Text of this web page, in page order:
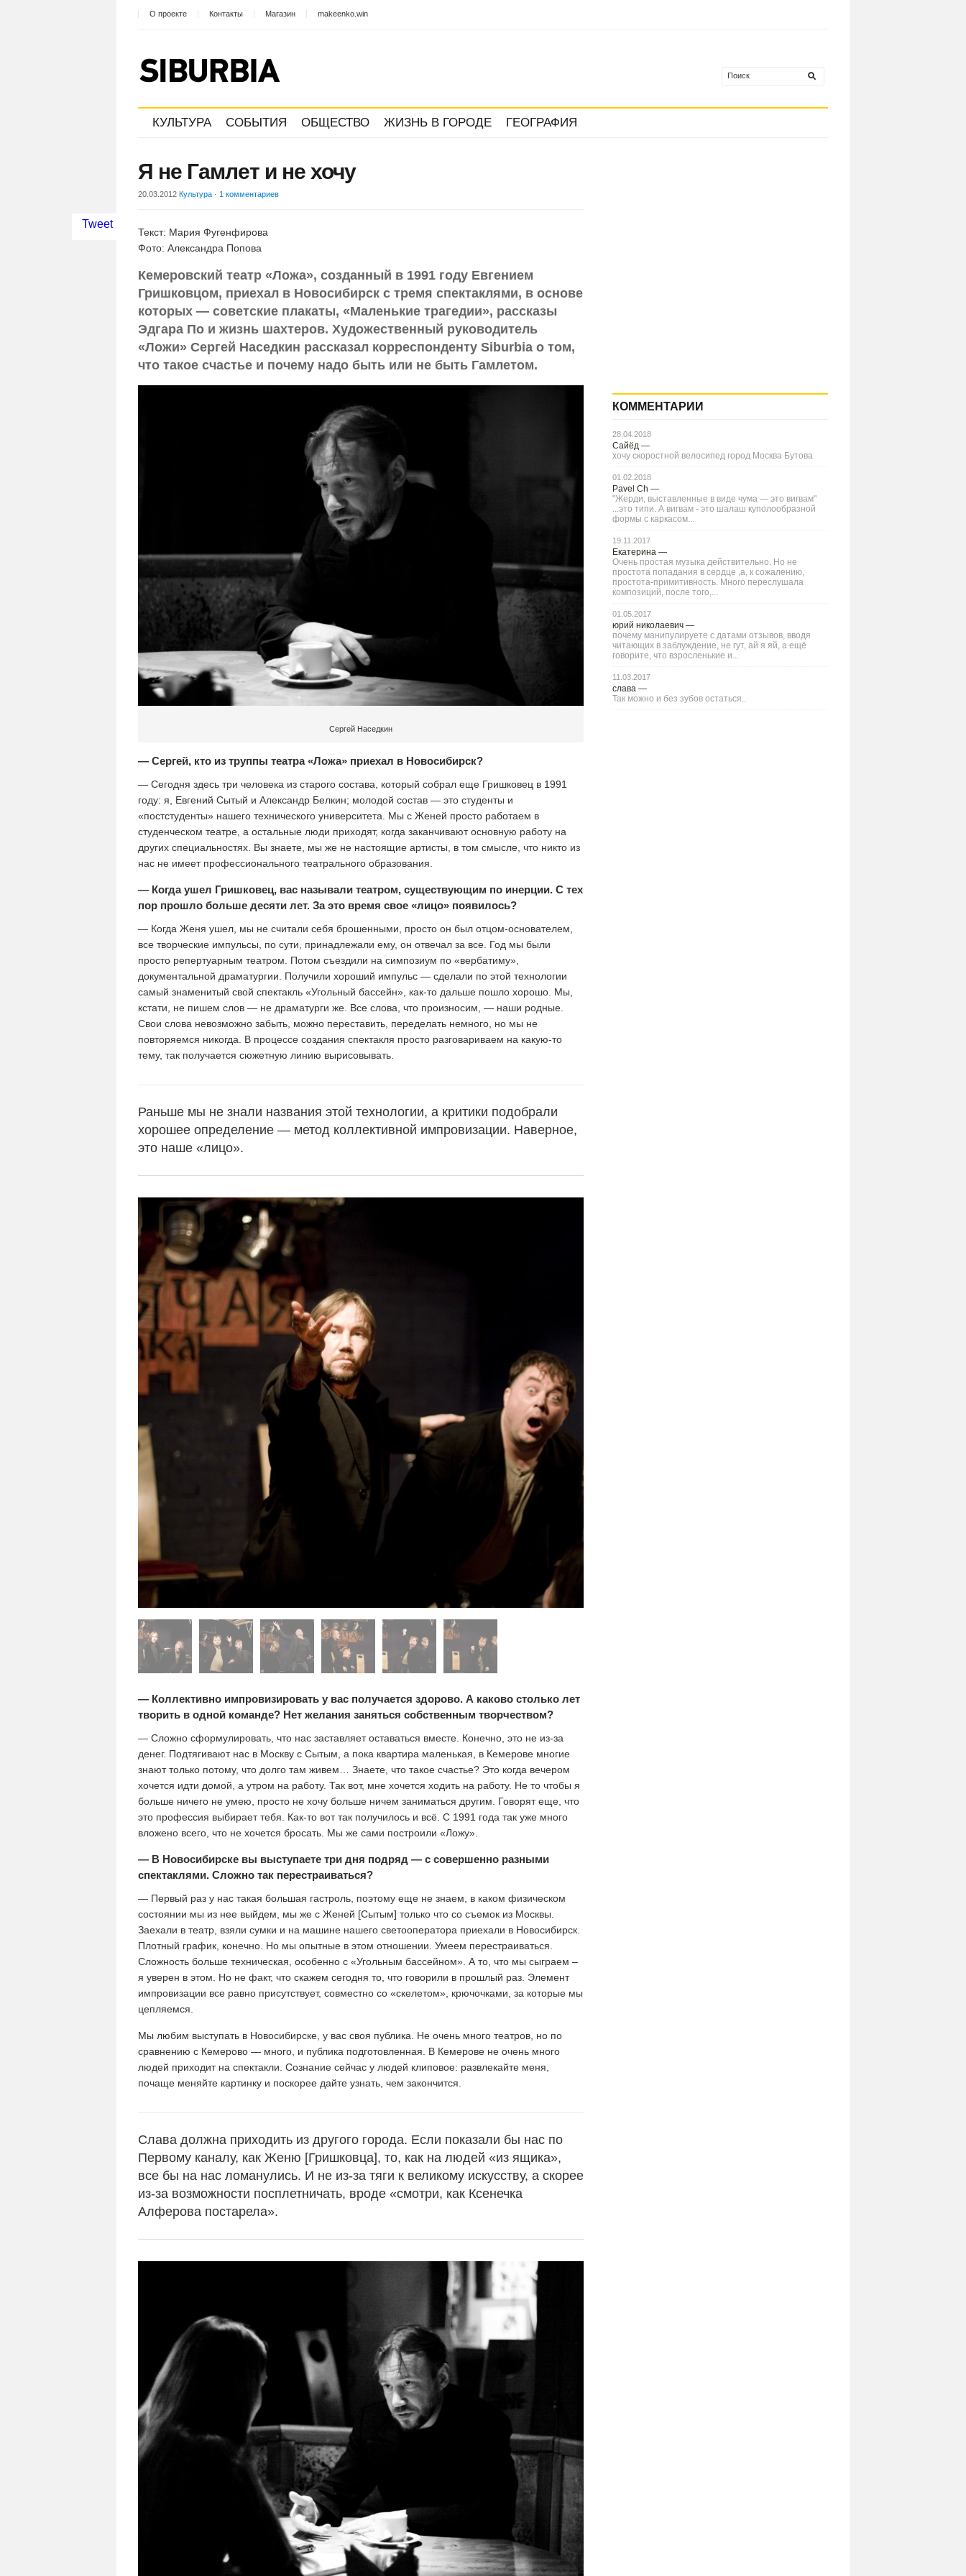
О проекте Контакты Магазин makeenko.win
КУЛЬТУРА СОБЫТИЯ ОБЩЕСТВО ЖИЗНЬ В ГОРОДЕ ГЕОГРАФИЯ
Я не Гамлет и не хочу
20.03.2012 Культура · 1 комментариев
Текст: Мария Фугенфирова
Фото: Александра Попова
Кемеровский театр «Ложа», созданный в 1991 году Евгением
Гришковцом, приехал в Новосибирск с тремя спектаклями, в основе
которых — советские плакаты, «Маленькие трагедии», рассказы
Эдгара По и жизнь шахтеров. Художественный руководитель
«Ложи» Сергей Наседкин рассказал корреспонденту Siburbia о том,
что такое счастье и почему надо быть или не быть Гамлетом.
Сергей Наседкин
— Сергей, кто из труппы театра «Ложа» приехал в Новосибирск?
— Сегодня здесь три человека из старого состава, который собрал еще Гришковец в 1991
году: я, Евгений Сытый и Александр Белкин; молодой состав — это студенты и
«постстуденты» нашего технического университета. Мы с Женей просто работаем в
студенческом театре, а остальные люди приходят, когда заканчивают основную работу на
других специальностях. Вы знаете, мы же не настоящие артисты, в том смысле, что никто из
нас не имеет профессионального театрального образования.
— Когда ушел Гришковец, вас называли театром, существующим по инерции. С тех
пор прошло больше десяти лет. За это время свое «лицо» появилось?
— Когда Женя ушел, мы не считали себя брошенными, просто он был отцом-основателем,
все творческие импульсы, по сути, принадлежали ему, он отвечал за все. Год мы были
просто репертуарным театром. Потом съездили на симпозиум по «вербатиму»,
документальной драматургии. Получили хороший импульс — сделали по этой технологии
самый знаменитый свой спектакль «Угольный бассейн», как-то дальше пошло хорошо. Мы,
кстати, не пишем слов — не драматурги же. Все слова, что произносим, — наши родные.
Свои слова невозможно забыть, можно переставить, переделать немного, но мы не
повторяемся никогда. В процессе создания спектакля просто разговариваем на какую-то
тему, так получается сюжетную линию вырисовывать.
Раньше мы не знали названия этой технологии, а критики подобрали
хорошее определение — метод коллективной импровизации. Наверное,
это наше «лицо».
— Коллективно импровизировать у вас получается здорово. А каково столько лет
творить в одной команде? Нет желания заняться собственным творчеством?
— Сложно сформулировать, что нас заставляет оставаться вместе. Конечно, это не из-за
денег. Подтягивают нас в Москву с Сытым, а пока квартира маленькая, в Кемерове многие
знают только потому, что долго там живем… Знаете, что такое счастье? Это когда вечером
хочется идти домой, а утром на работу. Так вот, мне хочется ходить на работу. Не то чтобы я
больше ничего не умею, просто не хочу больше ничем заниматься другим. Говорят еще, что
это профессия выбирает тебя. Как-то вот так получилось и всё. С 1991 года так уже много
вложено всего, что не хочется бросать. Мы же сами построили «Ложу».
— В Новосибирске вы выступаете три дня подряд — с совершенно разными
спектаклями. Сложно так перестраиваться?
— Первый раз у нас такая большая гастроль, поэтому еще не знаем, в каком физическом
состоянии мы из нее выйдем, мы же с Женей [Сытым] только что со съемок из Москвы.
Заехали в театр, взяли сумки и на машине нашего светооператора приехали в Новосибирск.
Плотный график, конечно. Но мы опытные в этом отношении. Умеем перестраиваться.
Сложность больше техническая, особенно с «Угольным бассейном». А то, что мы сыграем –
я уверен в этом. Но не факт, что скажем сегодня то, что говорили в прошлый раз. Элемент
импровизации все равно присутствует, совместно со «скелетом», крючочками, за которые мы
цепляемся.
Мы любим выступать в Новосибирске, у вас своя публика. Не очень много театров, но по
сравнению с Кемерово — много, и публика подготовленная. В Кемерове не очень много
людей приходит на спектакли. Сознание сейчас у людей клиповое: развлекайте меня,
почаще меняйте картинку и поскорее дайте узнать, чем закончится.
Слава должна приходить из другого города. Если показали бы нас по
Первому каналу, как Женю [Гришковца], то, как на людей «из ящика»,
все бы на нас ломанулись. И не из-за тяги к великому искусству, а скорее
из-за возможности посплетничать, вроде «смотри, как Ксенечка
Алферова постарела».
Tweet
КОММЕНТАРИИ
28.04.2018
Сайёд —
хочу скоростной велосипед город Москва Бутова
01.02.2018
Pavel Ch —
"Жерди, выставленные в виде чума — это вигвам"
...это типи. А вигвам - это шалаш куполообразной
формы с каркасом...
19.11.2017
Екатерина —
Очень простая музыка действительно. Но не
простота попадания в сердце ,а, к сожалению,
простота-примитивность. Много переслушала
композиций, после того,...
01.05.2017
юрий николаевич —
почему манипулируете с датами отзывов, вводя
читающих в заблуждение, не гут, ай я яй, а ещё
говорите, что взросленькие и...
11.03.2017
слава —
Так можно и без зубов остаться..